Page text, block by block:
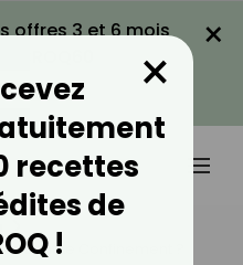
offres 3 et 6 mois
PROMO
×
Le Confinement ?
recettes
de
!
×